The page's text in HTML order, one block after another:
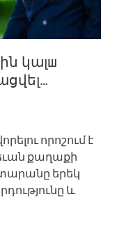
կալш
որոշում է
քաղաքի
երեկ
և